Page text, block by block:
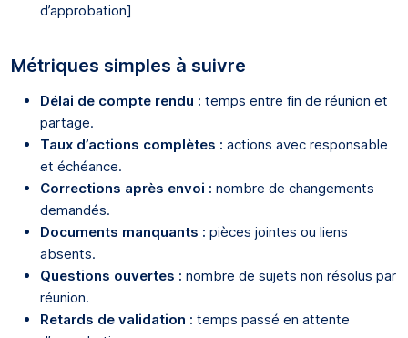
d’approbation]
Métriques simples à suivre
Délai de compte rendu : temps entre fin de réunion et
partage.
Taux d’actions complètes : actions avec responsable
et échéance.
Corrections après envoi : nombre de changements
demandés.
Documents manquants : pièces jointes ou liens
absents.
Questions ouvertes : nombre de sujets non résolus par
réunion.
Retards de validation : temps passé en attente